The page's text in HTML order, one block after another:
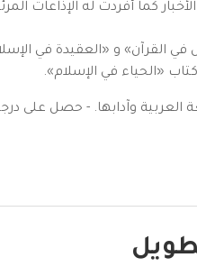
كما أفردت له الإذاعات
القرآن» و «العقيدة في
«الحياء في الإسلام».
وآدابها. - حصل على درجة